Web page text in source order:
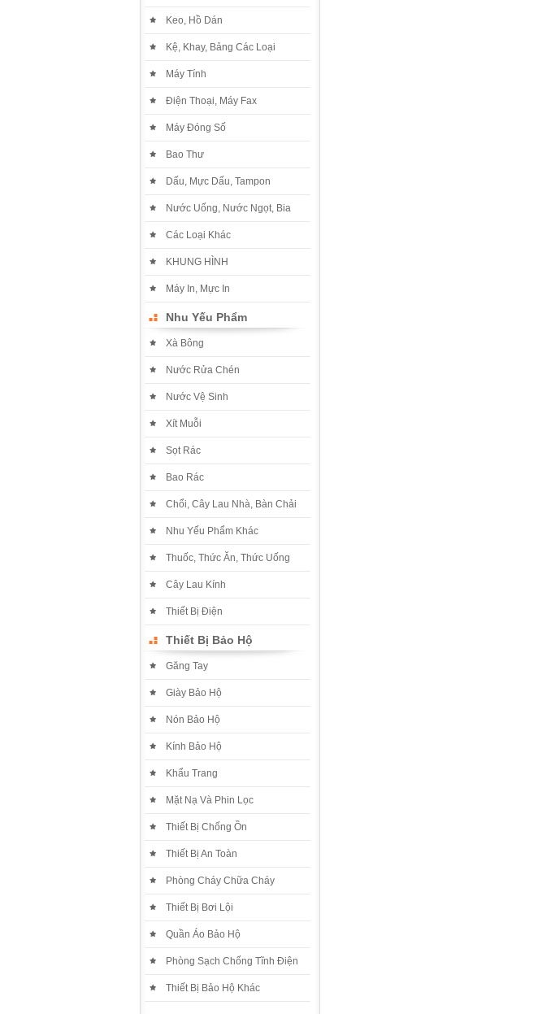
Keo, Hồ Dán
Kệ, Khay, Bảng Các Loại
Máy Tính
Điện Thoại, Máy Fax
Máy Đóng Số
Bao Thư
Dấu, Mực Dấu, Tampon
Nước Uống, Nước Ngọt, Bia
Các Loại Khác
KHUNG HÌNH
Máy In, Mực In
Nhu Yếu Phẩm
Xà Bông
Nước Rửa Chén
Nước Vệ Sinh
Xít Muỗi
Sọt Rác
Bao Rác
Chổi, Cây Lau Nhà, Bàn Chải
Nhu Yếu Phẩm Khác
Thuốc, Thức Ăn, Thức Uống
Cây Lau Kính
Thiết Bị Điện
Thiết Bị Bảo Hộ
Găng Tay
Giày Bảo Hộ
Nón Bảo Hộ
Kính Bảo Hộ
Khẩu Trang
Mặt Nạ Và Phin Lọc
Thiết Bị Chống Ồn
Thiết Bị An Toàn
Phòng Cháy Chữa Cháy
Thiết Bị Bơi Lội
Quần Áo Bảo Hộ
Phòng Sạch Chống Tĩnh Điện
Thiết Bị Bảo Hộ Khác